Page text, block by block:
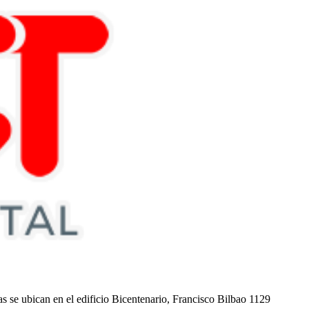
se ubican en el edificio Bicentenario, Francisco Bilbao 1129